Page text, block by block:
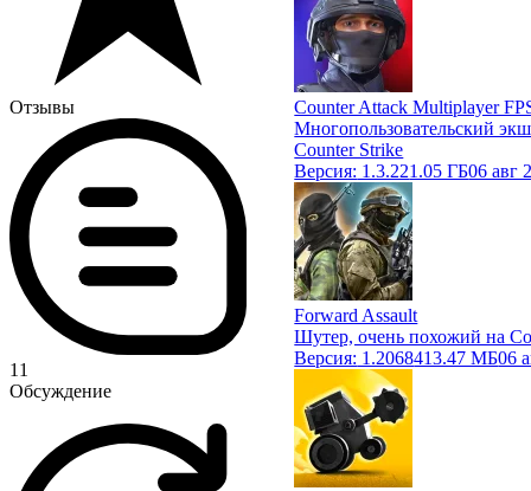
Отзывы
11
Обсуждение
Counter Attack Multiplayer
Многопользовательский
Counter Strike
Версия: 1.3.221.05 ГБ06 авг
Forward Assault
Шутер, очень похожий на
Версия: 1.2068413.47 МБ06